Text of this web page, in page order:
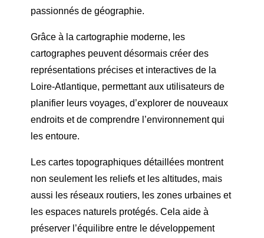
passionnés de géographie.
Grâce à la cartographie moderne, les
cartographes peuvent désormais créer des
représentations précises et interactives de la
Loire-Atlantique, permettant aux utilisateurs de
planifier leurs voyages, d’explorer de nouveaux
endroits et de comprendre l’environnement qui
les entoure.
Les cartes topographiques détaillées montrent
non seulement les reliefs et les altitudes, mais
aussi les réseaux routiers, les zones urbaines et
les espaces naturels protégés. Cela aide à
préserver l’équilibre entre le développement